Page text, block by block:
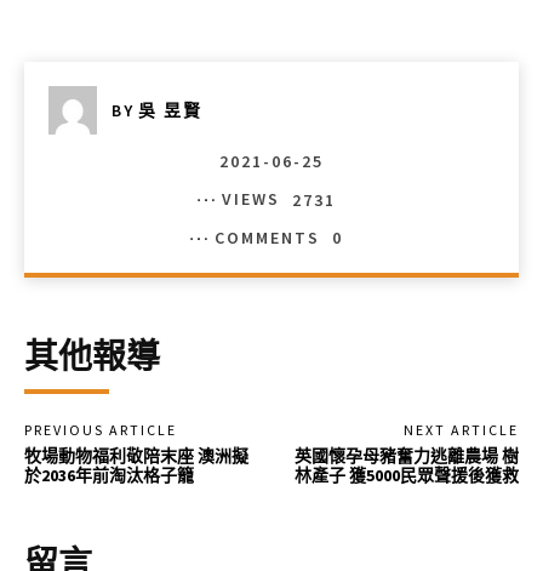
BY 吳 昱賢
2021-06-25
VIEWS
2731
COMMENTS
0
其他報導
PREVIOUS ARTICLE
牧場動物福利敬陪末座 澳洲擬
於2036年前淘汰格子籠
NEXT ARTICLE
英國懷孕母豬奮力逃離農場 樹
林產子 獲5000民眾聲援後獲救